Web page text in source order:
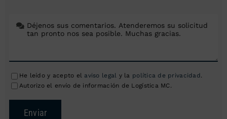
He leído y acepto el aviso legal y la política de privacidad .
Autorizo el envío de información de Logística MC.
Enviar